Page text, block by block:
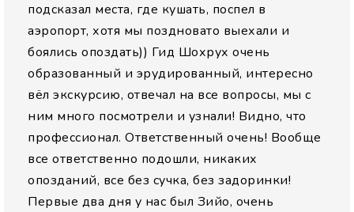
подсказал места, где кушать, поспел в
аэропорт, хотя мы поздновато выехали и
боялись опоздать)) Гид Шохрух очень
образованный и эрудированный, интересно
вёл экскурсию, отвечал на все вопросы, мы с
ним много посмотрели и узнали! Видно, что
профессионал. Ответственный очень! Вообще
все ответственно подошли, никаких
опозданий, все без сучка, без задоринки!
Первые два дня у нас был Зийо, очень